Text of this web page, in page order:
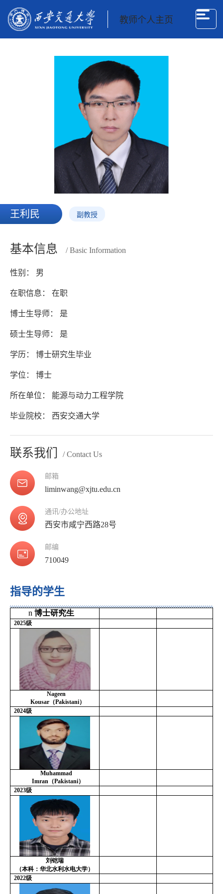
教师个人主页
王利民 副教授
基本信息 / Basic Information
性别： 男
在职信息： 在职
博士生导师： 是
硕士生导师： 是
学历： 博士研究生毕业
学位： 博士
所在单位： 能源与动力工程学院
毕业院校： 西安交通大学
联系我们 / Contact Us
邮箱
liminwang@xjtu.edu.cn
通讯/办公地址
西安市咸宁西路28号
邮编
710049
指导的学生